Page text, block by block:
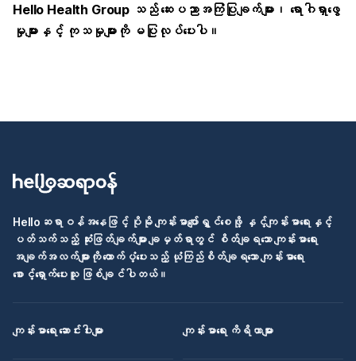
Hello Health Group သည် ဆေးပညာအကြံပြုချက်များ၊ ရောဂါရှာဖွေ
မှုများနှင့် ကုသမှုများကို မပြုလုပ်ပေးပါ။
Helloဆရာဝန်အနေဖြင့် ပိုမို ကျန်းမာပျော်ရွှင်စေဖို့ နှင့်ကျန်းမာရေးနှင့်
ပတ်သက်သည့် ဆုံးဖြတ်ချက်များ ချမှတ်ရာတွင် စိတ်ချရသော ကျန်းမာရေး
အချက်အလက်များကို ထောက်ပံ့ပေးသည့် ယုံကြည်စိတ်ချရသော ကျန်းမာရေး
စောင့်ရှောက်ပေးသူ ဖြစ်ချင်ပါတယ်။
ကျန်းမာရေး ဆောင်းပါးများ ကျန်းမာရေး ကိရိယာများ